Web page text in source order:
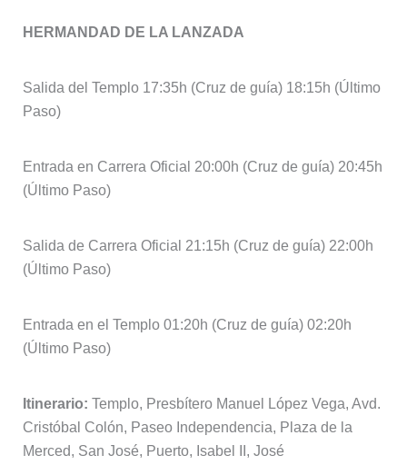
HERMANDAD DE LA LANZADA
Salida del Templo 17:35h (Cruz de guía) 18:15h (Último
Paso)
Entrada en Carrera Oficial 20:00h (Cruz de guía) 20:45h
(Último Paso)
Salida de Carrera Oficial 21:15h (Cruz de guía) 22:00h
(Último Paso)
Entrada en el Templo 01:20h (Cruz de guía) 02:20h
(Último Paso)
Itinerario: Templo, Presbítero Manuel López Vega, Avd.
Cristóbal Colón, Paseo Independencia, Plaza de la
Merced, San José, Puerto, Isabel II, José